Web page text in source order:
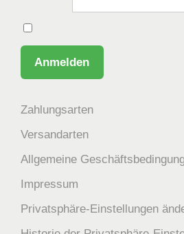
Zahlungsarten
Versandarten
Allgemeine
Impressum
Privatsphäre-Einstellungen